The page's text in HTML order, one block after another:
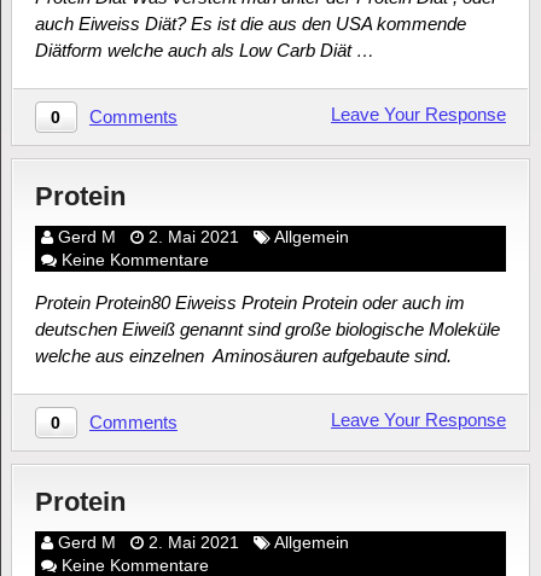
auch Eiweiss Diät? Es ist die aus den USA kommende
Diätform welche auch als Low Carb Diät …
0 Comments Leave Your Response
Protein
Gerd M 2. Mai 2021
Allgemein
Keine Kommentare
Protein Protein80 Eiweiss Protein Protein oder auch im
deutschen Eiweiß genannt sind große biologische Moleküle
welche aus einzelnen Aminosäuren aufgebaute sind.
0 Comments Leave Your Response
Protein
Gerd M 2. Mai 2021
Allgemein
Keine Kommentare